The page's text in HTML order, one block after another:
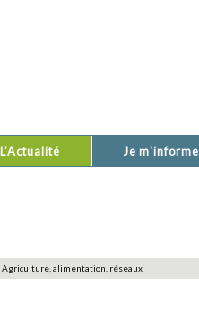
L’Actualité Je m'informe
Agriculture, alimentation, réseaux